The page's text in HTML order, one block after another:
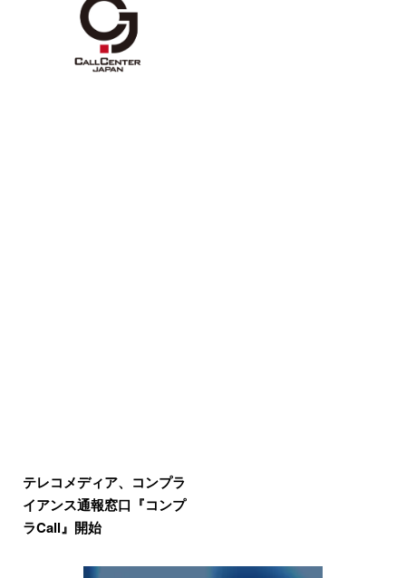
テレコメディア、コンプラ
イアンス通報窓口『コンプ
ラCall』開始